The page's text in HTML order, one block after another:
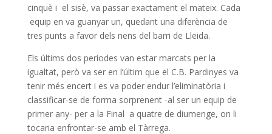
cinquè i el sisè, va passar exactament el mateix. Cada
equip en va guanyar un, quedant una diferència de
tres punts a favor dels nens del barri de Lleida.
Els últims dos períodes van estar marcats per la
igualtat, però va ser en l’últim que el C.B. Pardinyes va
tenir més encert i es va poder endur l’eliminatòria i
classificar-se de forma sorprenent -al ser un equip de
primer any- per a la Final a quatre de diumenge, on li
tocaria enfrontar-se amb el Tàrrega.